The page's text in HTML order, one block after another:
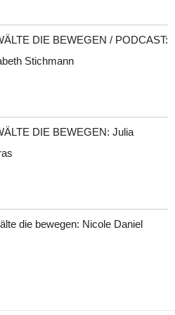
DIE BEWEGEN / PODCAST:
Stichmann
DIE BEWEGEN: Julia
die bewegen: Nicole Daniel